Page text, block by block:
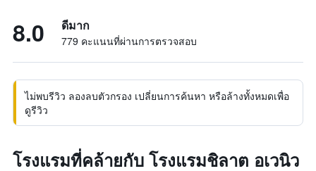
8.0 ดีมาก
779 คะแนนที่ผ่านการตรวจสอบ
ไม่พบรีวิว ลองลบตัวกรอง เปลี่ยนการค้นหา หรือล้างทั้งหมดเพื่อ
ดูรีวิว
โรงแรมที่คล้ายกับ โรงแรมชิลาต อเวนิว